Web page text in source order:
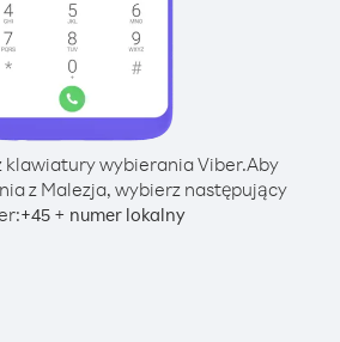
klawiatury wybierania Viber.Aby
z Malezja, wybierz następujący
+45+ numer lokalny